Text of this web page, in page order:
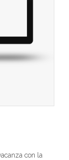
con la